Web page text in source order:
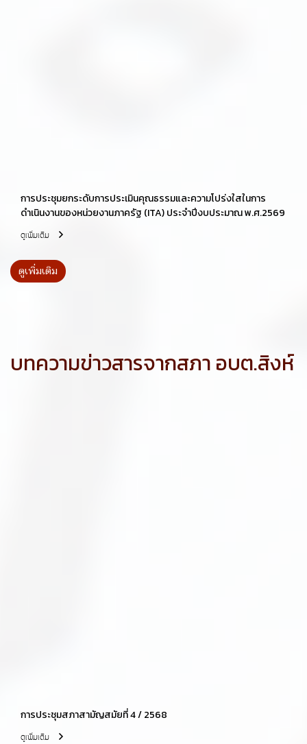
การประชุมยกระดับการประเมินคุณธรรมและความโปร่งใสในการ
ดำเนินงานของหน่วยงานภาครัฐ (ITA) ประจำปีงบประมาณ พ.ศ.2569
ดูเพิ่มเติม
ดูเพิ่มเติม
บทความข่าวสารจากสภา อบต.สิงห์
การประชุมสภาสามัญสมัยที่ 4 / 2568
ดูเพิ่มเติม